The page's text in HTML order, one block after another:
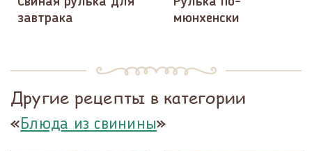
завтрака
мюнхенски
Другие рецепты в категории
«Блюда из свинины»